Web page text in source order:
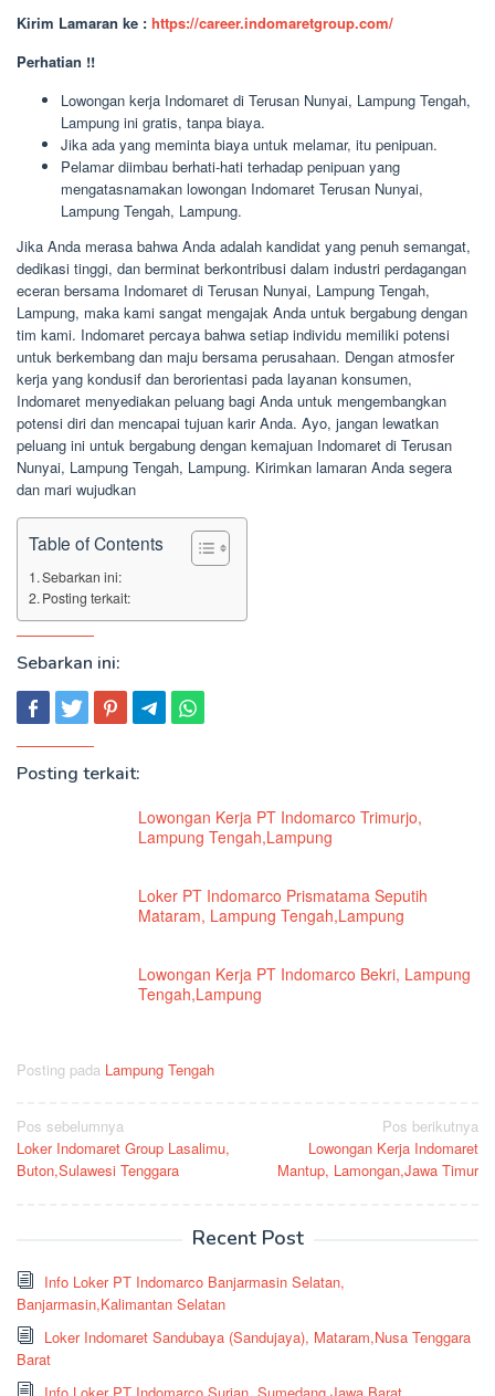
Kirim Lamaran ke : https://career.indomaretgroup.com/
Perhatian !!
Lowongan kerja Indomaret di Terusan Nunyai, Lampung Tengah,
Lampung ini gratis, tanpa biaya.
Jika ada yang meminta biaya untuk melamar, itu penipuan.
Pelamar diimbau berhati-hati terhadap penipuan yang
mengatasnamakan lowongan Indomaret Terusan Nunyai,
Lampung Tengah, Lampung.
Jika Anda merasa bahwa Anda adalah kandidat yang penuh semangat,
dedikasi tinggi, dan berminat berkontribusi dalam industri perdagangan
eceran bersama Indomaret di Terusan Nunyai, Lampung Tengah,
Lampung, maka kami sangat mengajak Anda untuk bergabung dengan
tim kami. Indomaret percaya bahwa setiap individu memiliki potensi
untuk berkembang dan maju bersama perusahaan. Dengan atmosfer
kerja yang kondusif dan berorientasi pada layanan konsumen,
Indomaret menyediakan peluang bagi Anda untuk mengembangkan
potensi diri dan mencapai tujuan karir Anda. Ayo, jangan lewatkan
peluang ini untuk bergabung dengan kemajuan Indomaret di Terusan
Nunyai, Lampung Tengah, Lampung. Kirimkan lamaran Anda segera
dan mari wujudkan
Table of Contents
Sebarkan ini:
Posting terkait:
Sebarkan ini:
Posting terkait:
Lowongan Kerja PT Indomarco Trimurjo,
Lampung Tengah,Lampung
Loker PT Indomarco Prismatama Seputih
Mataram, Lampung Tengah,Lampung
Lowongan Kerja PT Indomarco Bekri, Lampung
Tengah,Lampung
Posting pada Lampung Tengah
Navigasi
pos
Pos sebelumnya
Loker Indomaret Group Lasalimu,
Buton,Sulawesi Tenggara
Pos berikutnya
Lowongan Kerja Indomaret
Mantup, Lamongan,Jawa Timur
Recent Post
Info Loker PT Indomarco Banjarmasin Selatan,
Banjarmasin,Kalimantan Selatan
Loker Indomaret Sandubaya (Sandujaya), Mataram,Nusa Tenggara
Barat